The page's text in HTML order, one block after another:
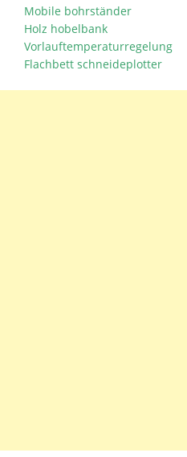
Mobile bohrständer
Holz hobelbank
Vorlauftemperaturregelung
Flachbett schneideplotter